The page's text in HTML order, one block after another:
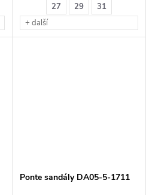
27
29
31
+ další
Ponte sandály DA05-5-1711